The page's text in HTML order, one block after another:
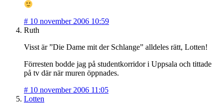
# 10 november 2006 10:59
Ruth
Visst är ”Die Dame mit der Schlange” alldeles rätt, Lotten!
Förresten bodde jag på studentkorridor i Uppsala och tittade
på tv där när muren öppnades.
# 10 november 2006 11:05
Lotten